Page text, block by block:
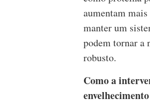
aumentam
manter um
podem tornar a
robusto.
Como a
envelhecimento